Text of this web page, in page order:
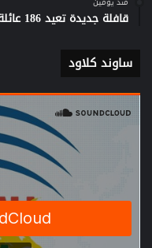
قافلة جديدة تعيد 186 عائلة من مخيمات الشمال إلى ريف حماة
ساوند كلاود